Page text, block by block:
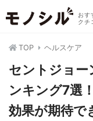
おす
クチ
TOP ヘルスケア
セントジョー
ンキング7選
効果が期待で